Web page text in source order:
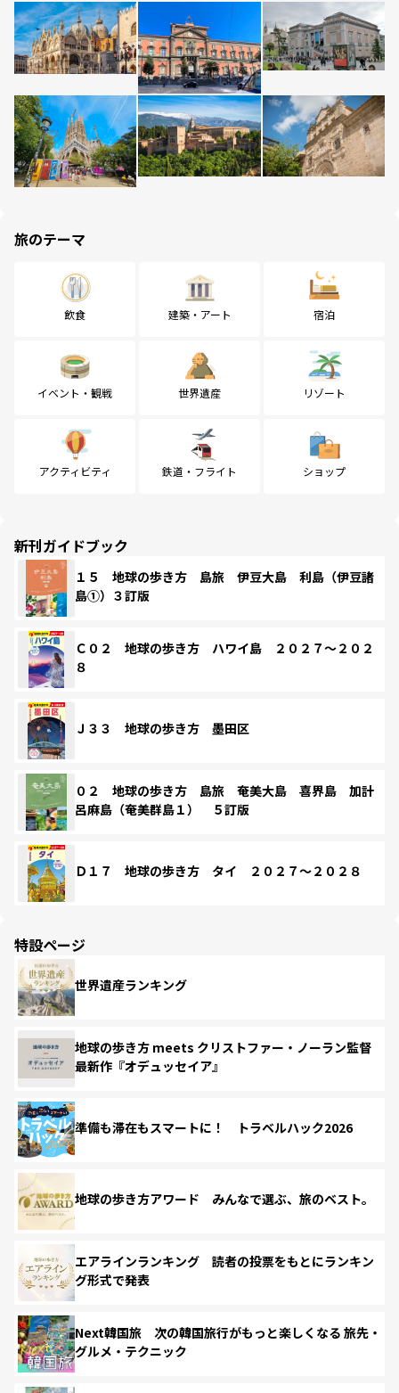
旅のテーマ
飲食 建築・アート 宿泊
イベント・観戦 世界遺産 リゾート
アクティビティ 鉄道・フライト ショップ
新刊ガイドブック
１５ 地球の歩き方 島旅 伊豆大島 利島（伊豆諸
島①）３訂版
Ｃ０２ 地球の歩き方 ハワイ島 ２０２７～２０２
８
Ｊ３３ 地球の歩き方 墨田区
０２ 地球の歩き方 島旅 奄美大島 喜界島 加計
呂麻島（奄美群島１） ５訂版
Ｄ１７ 地球の歩き方 タイ ２０２７～２０２８
特設ページ
世界遺産ランキング
地球の歩き方 meets クリストファー・ノーラン監督
最新作『オデュッセイア』
準備も滞在もスマートに！ トラベルハック2026
地球の歩き方アワード みんなで選ぶ、旅のベスト。
エアラインランキング 読者の投票をもとにランキン
グ形式で発表
Next韓国旅 次の韓国旅行がもっと楽しくなる 旅先・
グルメ・テクニック